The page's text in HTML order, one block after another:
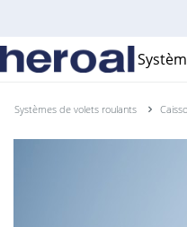
Systèmes de volets roulants